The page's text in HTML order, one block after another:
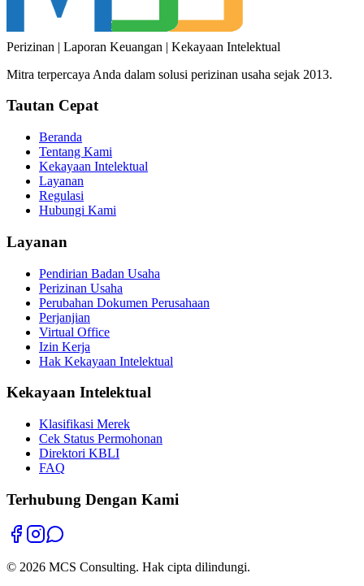
Perizinan | Laporan Keuangan | Kekayaan Intelektual
Mitra terpercaya Anda dalam solusi perizinan usaha sejak 2013.
Tautan Cepat
Beranda
Tentang Kami
Kekayaan Intelektual
Layanan
Regulasi
Hubungi Kami
Layanan
Pendirian Badan Usaha
Perizinan Usaha
Perubahan Dokumen Perusahaan
Perjanjian
Virtual Office
Izin Kerja
Hak Kekayaan Intelektual
Kekayaan Intelektual
Klasifikasi Merek
Cek Status Permohonan
Direktori KBLI
FAQ
Terhubung Dengan Kami
© 2026 MCS Consulting. Hak cipta dilindungi.